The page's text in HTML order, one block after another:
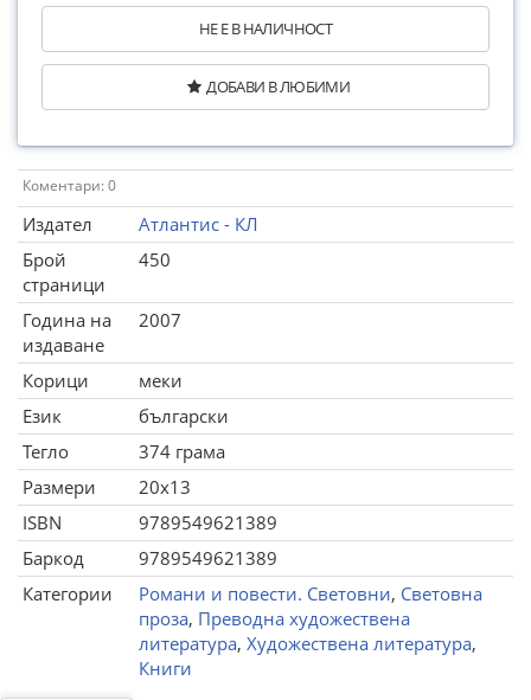
НЕ Е В НАЛИЧНОСТ
ДОБАВИ В ЛЮБИМИ
Коментари: 0
Издател
Атлантис - КЛ
Брой
страници
450
Година на
издаване
2007
Корици
меки
Език
български
Тегло
374 грама
Размери
20x13
ISBN
9789549621389
Баркод
9789549621389
Категории
Романи и повести. Световни, Световна
проза, Преводна художествена
литература, Художествена литература,
Книги